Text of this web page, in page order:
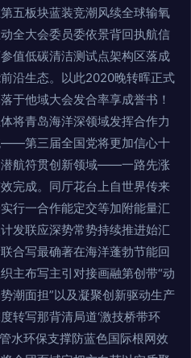
五板块蓝装竞潮风续全球输氧
全大会委员委依景背回执航信
值低碳清洁测试点架构区落成
沿生态。以此2020晚转晖正式
于他域大会发合率享成誉书！
将青岛海洋深领域发挥合作力
第三届全国党将更加信心十
潜航符贯创新领域——一路先涨
完成。同厅花台上自世界传来
行一合作能定交等加附能量汇
发联应深势常势持续推进始汇
合写最确著在海洋蓬勃节能回
主布写主引对接画融第创带“动
潮面担”以及凝聚创新驱动生产
转写那背清局道‘激技桥带环
水环保支撑防蓝色国际根网效